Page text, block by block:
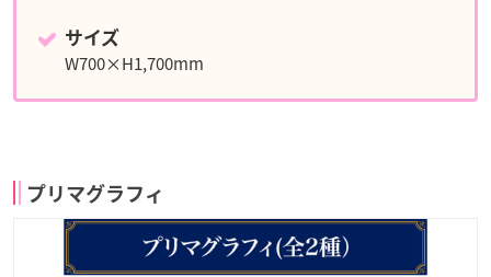
サイズ
W700×H1,700mm
プリマグラフィ